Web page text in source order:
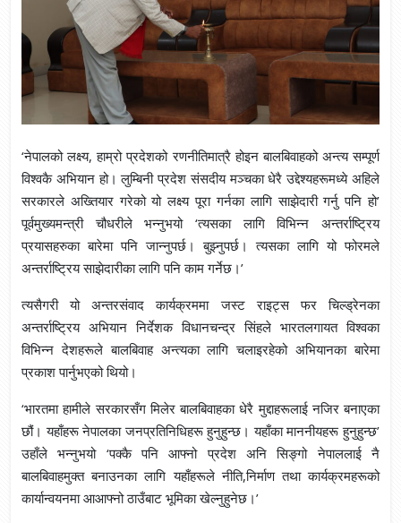
‘नेपालको लक्ष्य, हाम्रो प्रदेशको रणनीतिमात्रै होइन बालबिवाहको अन्त्य सम्पूर्ण
विश्वकै अभियान हो। लुम्बिनी प्रदेश संसदीय मञ्चका धेरै उद्देश्यहरूमध्ये अहिले
सरकारले अख्तियार गरेको यो लक्ष्य पूरा गर्नका लागि साझेदारी गर्नु पनि हो’
पूर्वमुख्यमन्त्री चौधरीले भन्नुभयो ‘त्यसका लागि विभिन्न अन्तर्राष्ट्रिय
प्रयासहरुका बारेमा पनि जान्नुपर्छ। बुझ्नुपर्छ। त्यसका लागि यो फोरमले
अन्तर्राष्ट्रिय साझेदारीका लागि पनि काम गर्नेछ।’
त्यसैगरी यो अन्तरसंवाद कार्यक्रममा जस्ट राइट्स फर चिल्ड्रेनका
अन्तर्राष्ट्रिय अभियान निर्देशक विधानचन्द्र सिंहले भारतलगायत विश्वका
विभिन्न देशहरूले बालबिवाह अन्त्यका लागि चलाइरहेको अभियानका बारेमा
प्रकाश पार्नुभएको थियो।
‘भारतमा हामीले सरकारसँग मिलेर बालबिवाहका धेरै मुद्दाहरूलाई नजिर बनाएका
छौं। यहाँहरू नेपालका जनप्रतिनिधिहरू हुनुहुन्छ। यहाँका माननीयहरू हुनुहुन्छ’
उहाँले भन्नुभयो ‘पक्कै पनि आफ्नो प्रदेश अनि सिङ्गो नेपाललाई नै
बालबिवाहमुक्त बनाउनका लागि यहाँहरूले नीति,निर्माण तथा कार्यक्रमहरूको
कार्यान्वयनमा आआफ्नो ठाउँबाट भूमिका खेल्नुहुनेछ।’